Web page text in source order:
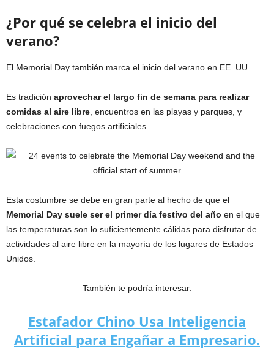
¿Por qué se celebra el inicio del
verano?
El Memorial Day también marca el inicio del verano en EE. UU.
Es tradición aprovechar el largo fin de semana para realizar
comidas al aire libre , encuentros en las playas y parques, y
celebraciones con fuegos artificiales.
Esta costumbre se debe en gran parte al hecho de que el
Memorial Day suele ser el primer día festivo del año en el que
las temperaturas son lo suficientemente cálidas para disfrutar de
actividades al aire libre en la mayoría de los lugares de Estados
Unidos.
También te podría interesar:
Estafador Chino Usa Inteligencia
Artificial para Engañar a Empresario.